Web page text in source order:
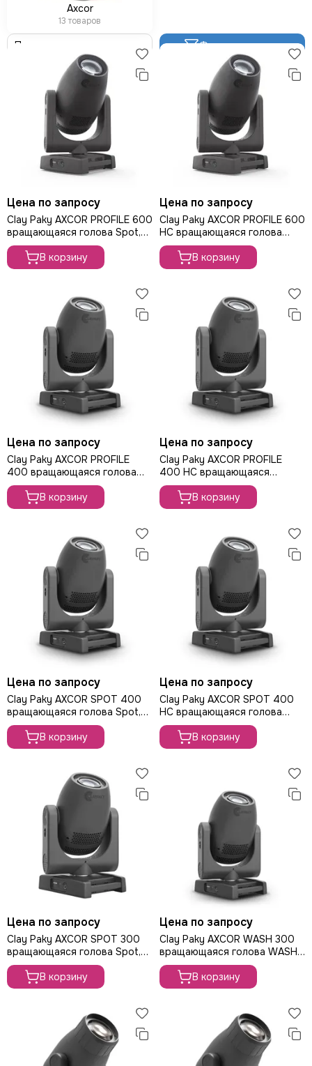
NICOLAUDIE (SUNLITE)
NICOLAUDIE ARCHITECTURAL
PoleStar
Robert Juliat
PROLIGHTS
PROLYTE
ShowLight
Silver Star
SmokeGENIE
SMOKE FACTORY
STAGE4
Stagemaker
Tuchler
ЯRILO Pro
PROCAST Cable
CVGAUDIO
СТРОЙЦИРК
Axcor
13 товаров
Фильтр товаров
Цена по запросу
Clay Paky AXCOR PROFILE 600
вращающаяся голова Spot,
500Вт
В корзину
Цена по запросу
Clay Paky AXCOR PROFILE 600
HC вращающаяся голова
Spot, 500Вт
В корзину
Цена по запросу
Clay Paky AXCOR PROFILE
400 вращающаяся голова
Spot, 300Вт
В корзину
Цена по запросу
Clay Paky AXCOR PROFILE
400 HC вращающаяся
голова Spot, 300Вт
В корзину
Цена по запросу
Clay Paky AXCOR SPOT 400
вращающаяся голова Spot,
300Вт
В корзину
Цена по запросу
Clay Paky AXCOR SPOT 400
HC вращающаяся голова
Spot, 300Вт
В корзину
Цена по запросу
Clay Paky AXCOR SPOT 300
вращающаяся голова Spot,
180Вт
В корзину
Цена по запросу
Clay Paky AXCOR WASH 300
вращающаяся голова WASH,
180Вт
В корзину